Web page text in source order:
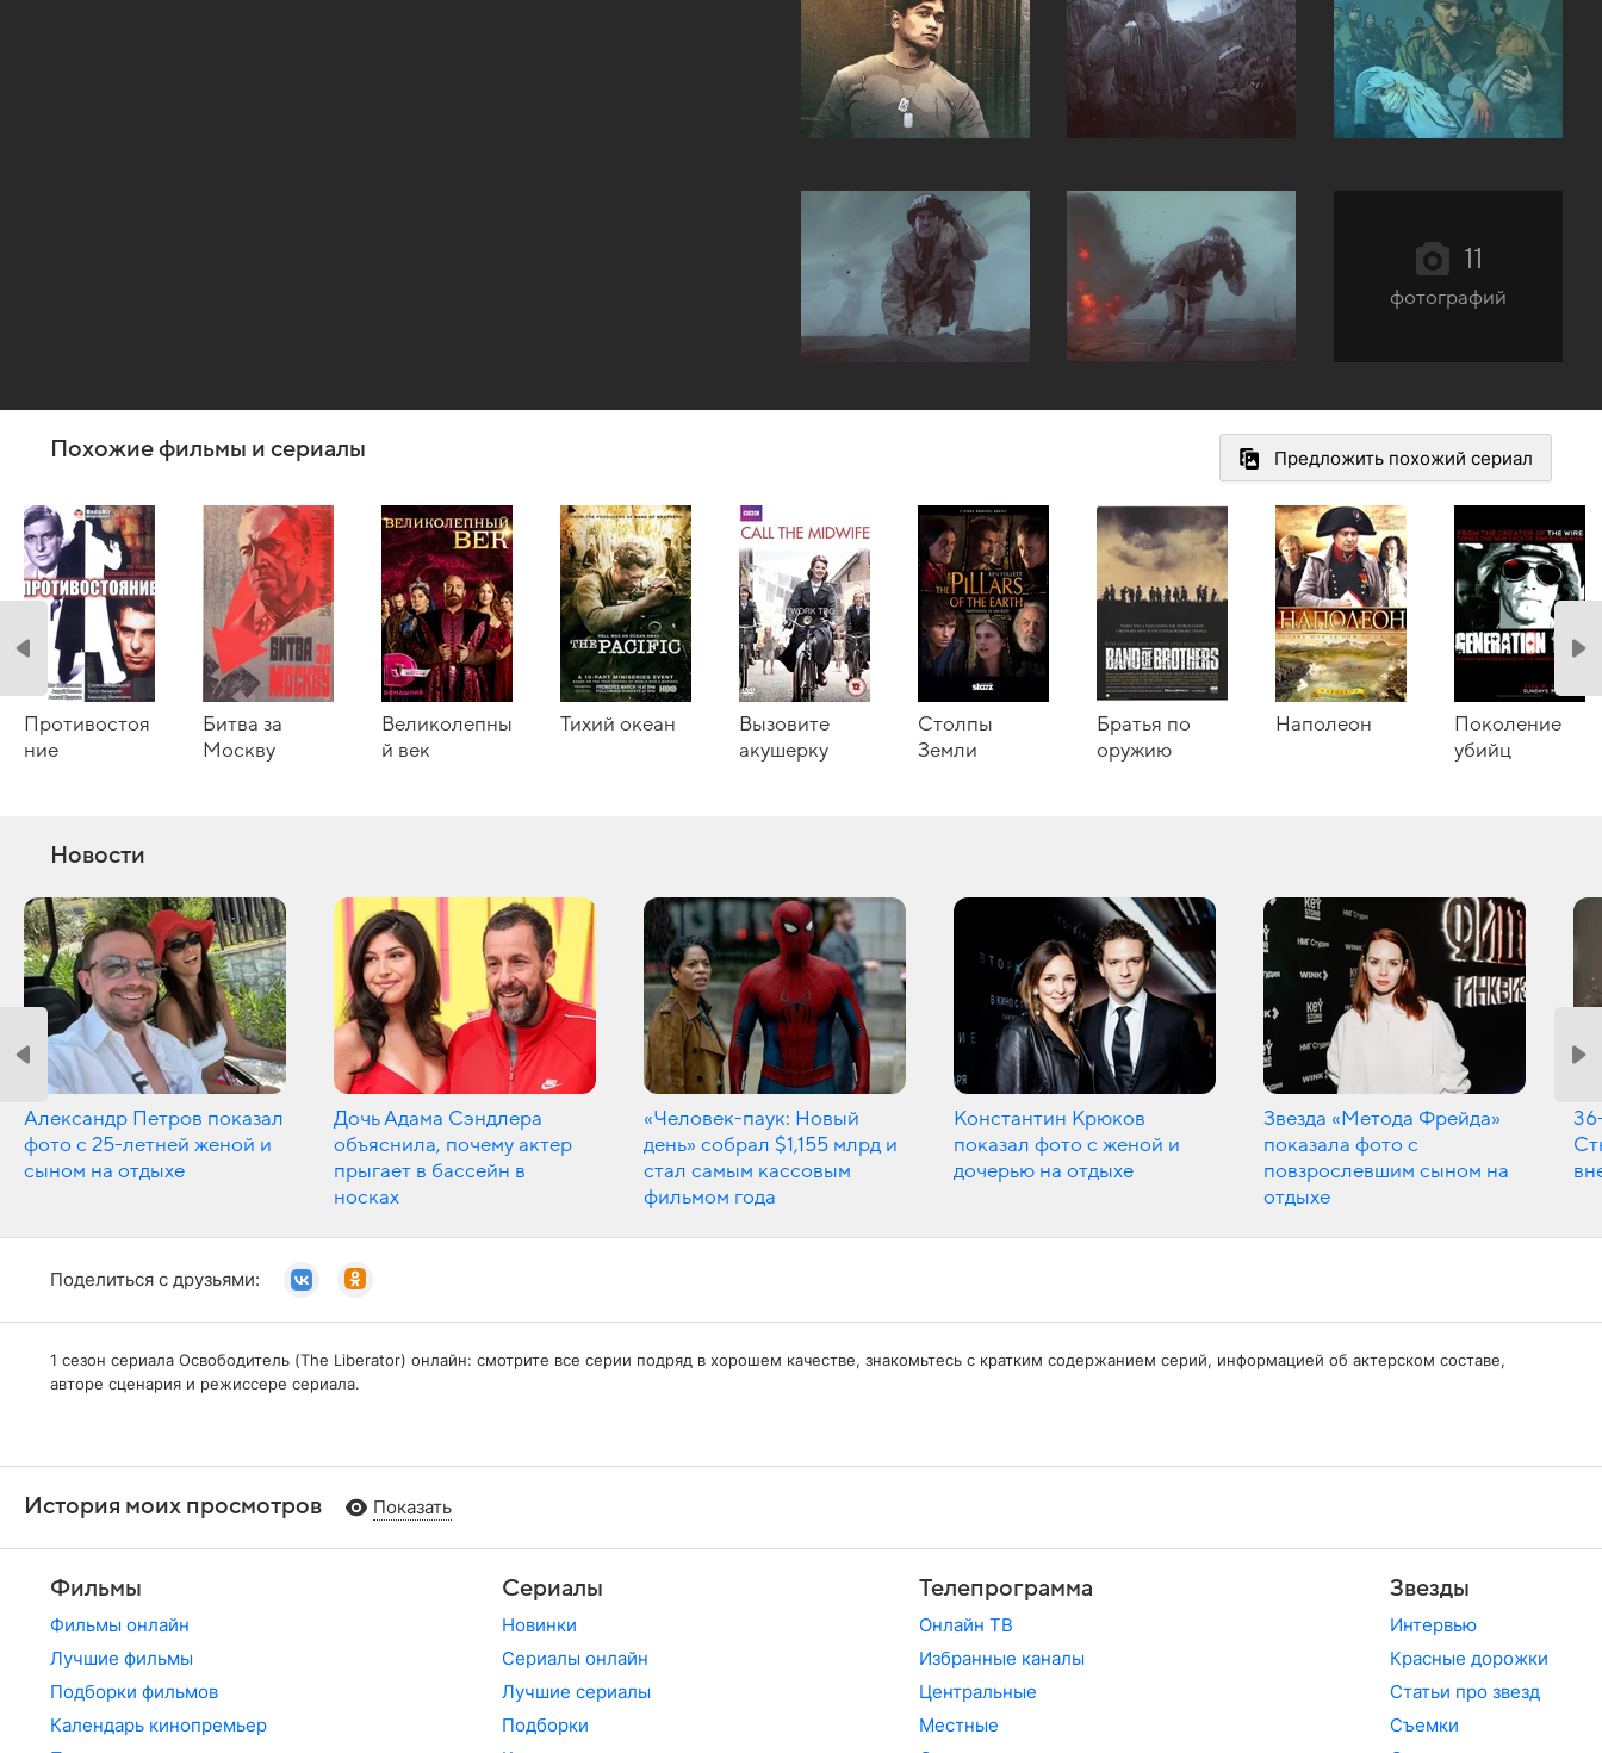
11
фотографий
Предложить похожий сериал
Похожие фильмы и сериалы
Противостоя
ние
Битва за
Москву
Великолепны
й век
Тихий океан
Вызовите
акушерку
Столпы
Земли
Братья по
оружию
Наполеон
Поколение
убийц
Новости
Александр Петров показал
фото с 25-летней женой и
сыном на отдыхе
Дочь Адама Сэндлера
объяснила, почему актер
прыгает в бассейн в
носках
«Человек-паук: Новый
день» собрал $1,155 млрд и
стал самым кассовым
фильмом года
Константин Крюков
показал фото с женой и
дочерью на отдыхе
Звезда «Метода Фрейда»
показала фото с
повзрослевшим сыном на
отдыхе
Поделиться с друзьями:
1 сезон сериала Освободитель (The Liberator) онлайн: смотрите все серии подряд в хорошем качестве, знакомьтесь с кратким содержанием серий, информацией об актерском составе,
авторе сценария и режиссере сериала.
История моих просмотров Показать
Фильмы
Фильмы онлайн
Лучшие фильмы
Подборки фильмов
Календарь кинопремьер
Сериалы
Новинки
Сериалы онлайн
Лучшие сериалы
Подборки
Телепрограмма
Онлайн ТВ
Избранные каналы
Центральные
Местные
Звезды
Интервью
Красные дорожки
Статьи про звезд
Съемки